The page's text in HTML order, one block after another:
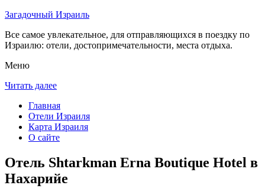
Загадочный Израиль
Все самое увлекательное, для отправляющихся в поездку по
Израилю: отели, достопримечательности, места отдыха.
Меню
Читать далее
Главная
Отели Израиля
Карта Израиля
О сайте
Отель Shtarkman Erna Boutique Hotel в
Нахарийе